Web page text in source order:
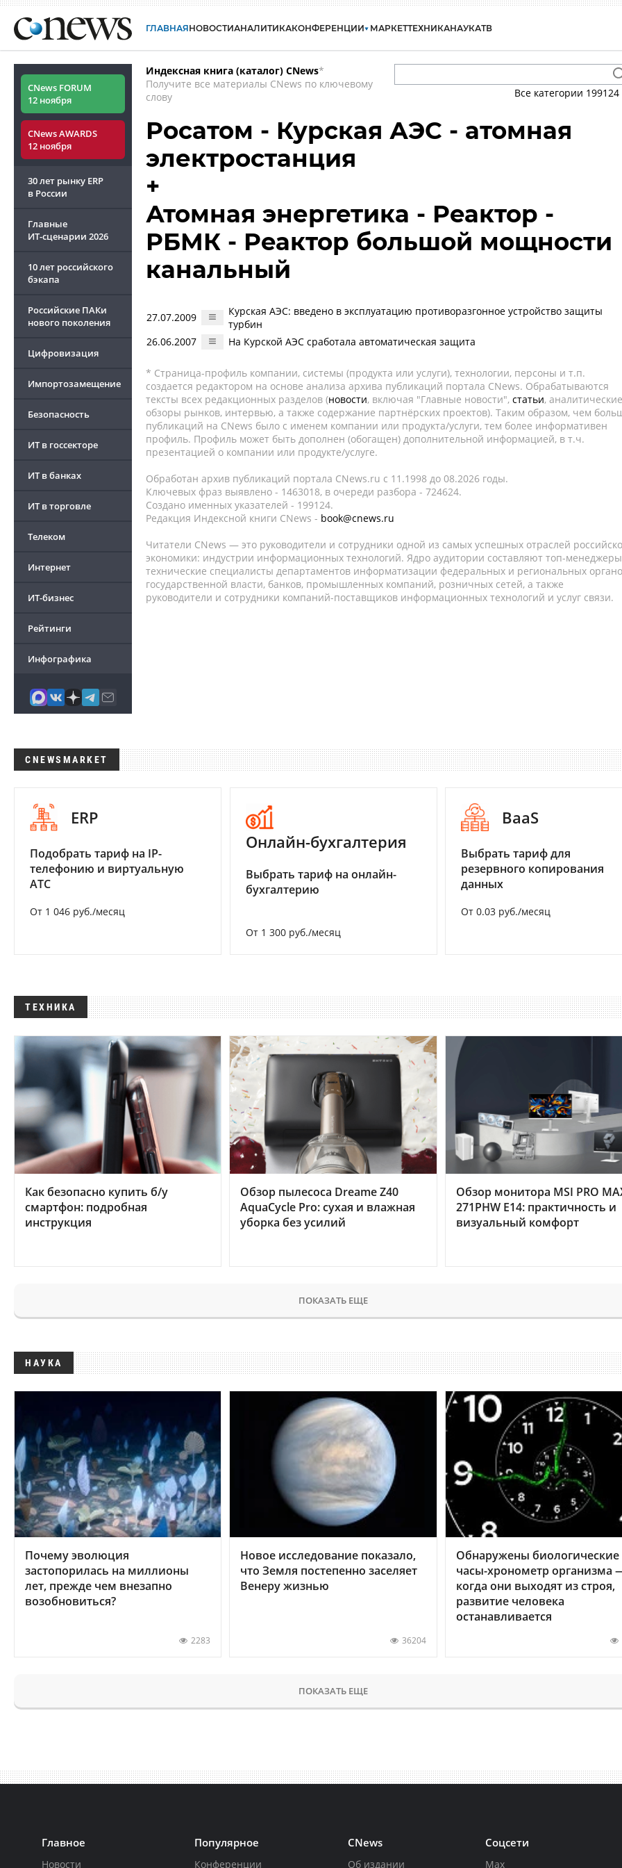
ГЛАВНАЯНОВОСТИАНАЛИТИКАКОНФЕРЕНЦИИ МАРКЕТТЕХНИКАНАУКАТВ
CNews FORUM
12 ноября
CNews AWARDS
12 ноября
30 лет рынку ERP
в России
Главные
ИТ-сценарии 2026
10 лет российского
бэкапа
Российские ПАКи
нового поколения
Цифровизация
Импортозамещение
Безопасность
ИТ в госсекторе
ИТ в банках
ИТ в торговле
Телеком
Интернет
ИТ-бизнес
Рейтинги
Инфографика
Индексная книга (каталог) CNews*
Получите все материалы CNews по ключевому
слову
Все категории 199124
Росатом - Курская АЭС - атомная
электростанция
+
Атомная энергетика - Реактор -
РБМК - Реактор большой мощности
канальный
27.07.2009
Курская АЭС: введено в эксплуатацию противоразгонное устройство защиты
турбин
26.06.2007
На Курской АЭС сработала автоматическая защита
* Страница-профиль компании, системы (продукта или услуги), технологии, персоны и т.п.
создается редактором на основе анализа архива публикаций портала CNews. Обрабатываются
тексты всех редакционных разделов (новости, включая "Главные новости", статьи, аналитические
обзоры рынков, интервью, а также содержание партнёрских проектов). Таким образом, чем
публикаций на CNews было с именем компании или продукта/услуги, тем более информативен
профиль. Профиль может быть дополнен (обогащен) дополнительной информацией, в т.ч.
презентацией о компании или продукте/услуге.
Обработан архив публикаций портала CNews.ru c 11.1998 до 08.2026 годы.
Ключевых фраз выявлено - 1463018, в очереди разбора - 724624.
Создано именных указателей - 199124.
Редакция Индексной книги CNews - book@cnews.ru
Читатели CNews — это руководители и сотрудники одной из самых успешных отраслей
экономики: индустрии информационных технологий. Ядро аудитории составляют топ-
технические специалисты департаментов информатизации федеральных и региональных
государственной власти, банков, промышленных компаний, розничных сетей, а также
руководители и сотрудники компаний-поставщиков информационных технологий и услуг связи.
CNEWSMARKET
ERP
Подобрать тариф на IP-
телефонию и виртуальную
АТС
От 1 046 руб./месяц
Онлайн-бухгалтерия
Выбрать тариф на онлайн-
бухгалтерию
От 1 300 руб./месяц
BaaS
Выбрать тариф для
резервного копирования
данных
От 0.03 руб./месяц
ТЕХНИКА
Как безопасно купить б/у
смартфон: подробная
инструкция
Обзор пылесоса Dreame Z40
AquaCycle Pro: сухая и влажная
уборка без усилий
Обзор монитора MSI PRO
271PHW E14: практичность и
визуальный комфорт
ПОКАЗАТЬ ЕЩЕ
НАУКА
Почему эволюция
застопорилась на миллионы
лет, прежде чем внезапно
возобновиться?
2283
Новое исследование показало,
что Земля постепенно заселяет
Венеру жизнью
36204
Обнаружены биологические
часы-хронометр организма
когда они выходят из строя,
развитие человека
останавливается
ПОКАЗАТЬ ЕЩЕ
Главное
Новости
Популярное
Конференции
CNews
Об издании
Соцсети
Max